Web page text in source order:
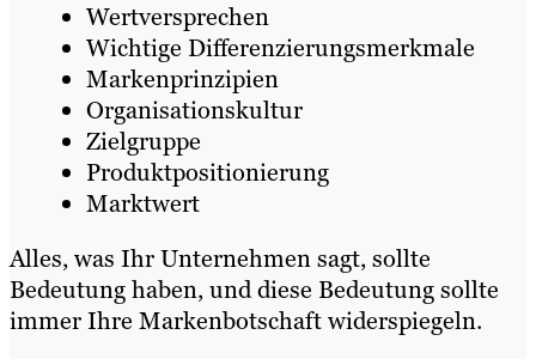
Wertversprechen
Wichtige Differenzierungsmerkmale
Markenprinzipien
Organisationskultur
Zielgruppe
Produktpositionierung
Marktwert
Alles, was Ihr Unternehmen sagt, sollte
Bedeutung haben, und diese Bedeutung sollte
immer Ihre Markenbotschaft widerspiegeln.